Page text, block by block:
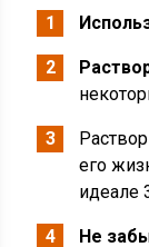
его
идеале
Не